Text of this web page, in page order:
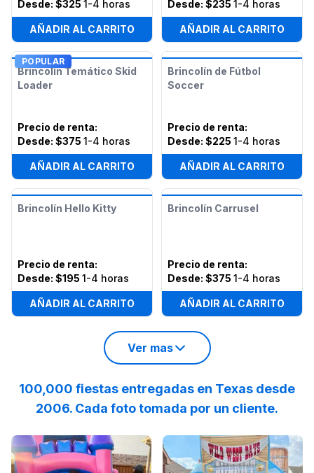
Desde: $325 1-4 horas
AÑADIR AL CARRITO
Desde: $235 1-4 horas
AÑADIR AL CARRITO
POPULAR
Brincolín Temático Skid
Loader
Precio de renta:
Desde: $375 1-4 horas
AÑADIR AL CARRITO
Brincolín de Fútbol
Soccer
Precio de renta:
Desde: $225 1-4 horas
AÑADIR AL CARRITO
Brincolín Hello Kitty
Precio de renta:
Desde: $195 1-4 horas
AÑADIR AL CARRITO
Brincolín Carrusel
Precio de renta:
Desde: $375 1-4 horas
AÑADIR AL CARRITO
Ver mas
100,000 fiestas entregadas en Texas desde
2006. Cada foto tomada por un cliente.
Reviewed onInstagram by roselynweaver:It’s not a
Reviewed onInstagramby